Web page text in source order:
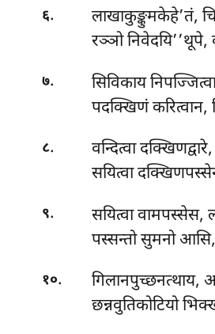
६.
लाखाकुङ्कुमकेहे’तं,
रञ्ञो निवेदयि’’थूपे,
७.
सिविकाय
पदक्खिणं करित्वान,
८. वन्दित्वा
सयित्वा
९.
सयित्वा वामपस्सेस,
पस्सन्तो सुमनो
१०.
गिलानपुच्छनत्थाय,
छन्नवुतिकोटियो